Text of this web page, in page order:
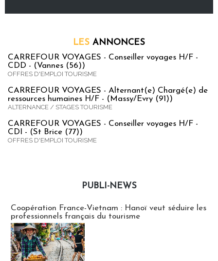
LES ANNONCES
CARREFOUR VOYAGES - Conseiller voyages H/F -
CDD - (Vannes (56))
OFFRES D'EMPLOI TOURISME
CARREFOUR VOYAGES - Alternant(e) Chargé(e) de
ressources humaines H/F - (Massy/Evry (91))
ALTERNANCE / STAGES TOURISME
CARREFOUR VOYAGES - Conseiller voyages H/F -
CDI - (St Brice (77))
OFFRES D'EMPLOI TOURISME
PUBLI-NEWS
Coopération France-Vietnam : Hanoï veut séduire les
professionnels français du tourisme